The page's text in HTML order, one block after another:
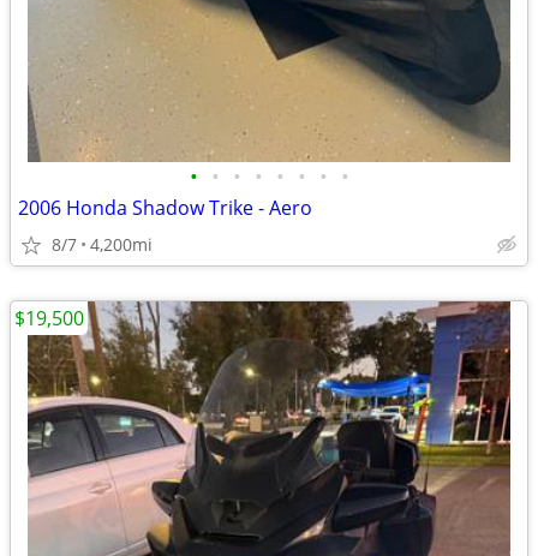
• • • • • • • •
2006 Honda Shadow Trike - Aero
8/7 4,200mi
$19,500